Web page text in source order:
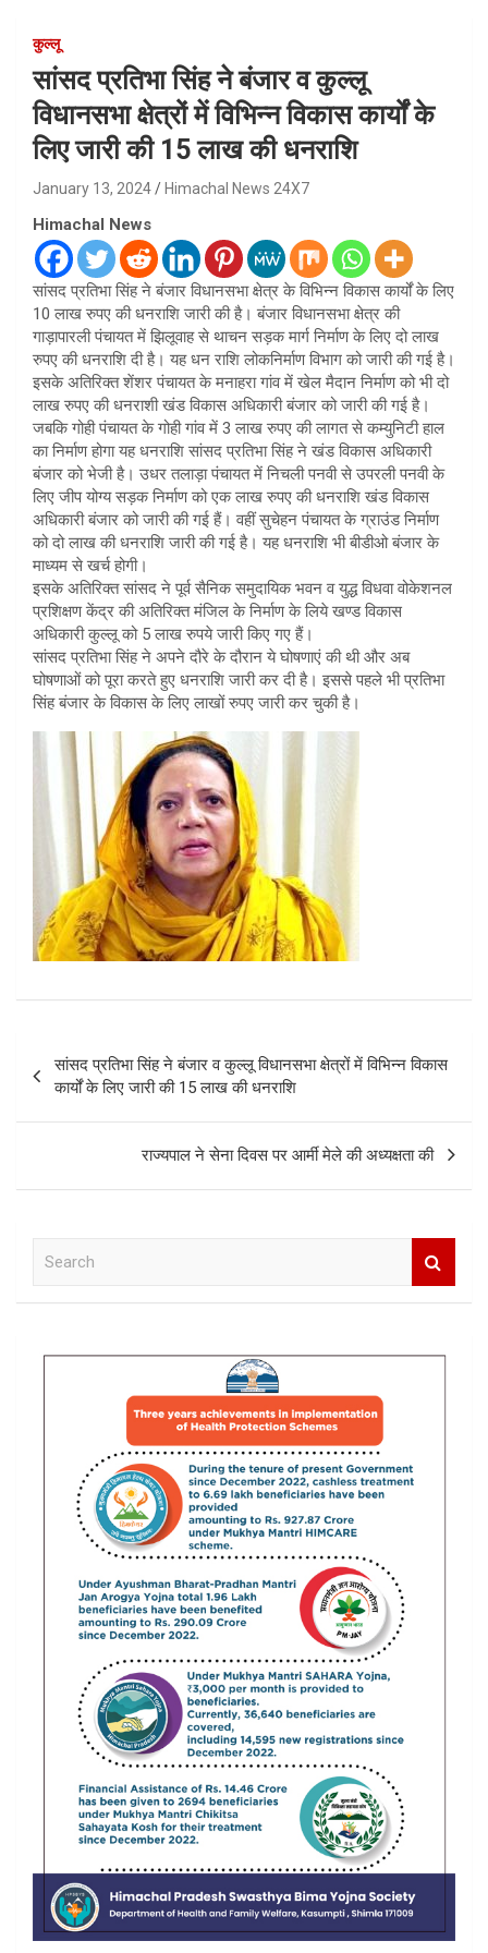
कुल्लू
सांसद प्रतिभा सिंह ने बंजार व कुल्लू
विधानसभा क्षेत्रों में विभिन्न विकास कार्यों के
लिए जारी की 15 लाख की धनराशि
January 13, 2024 Himachal News 24X7
Himachal News
सांसद प्रतिभा सिंह ने बंजार विधानसभा क्षेत्र के विभिन्न विकास कार्यों के लिए
10 लाख रुपए की धनराशि जारी की है। बंजार विधानसभा क्षेत्र की
गाड़ापारली पंचायत में झिलूवाह से थाचन सड़क मार्ग निर्माण के लिए दो लाख
रुपए की धनराशि दी है। यह धन राशि लोकनिर्माण विभाग को जारी की गई है।
इसके अतिरिक्त शेंशर पंचायत के मनाहरा गांव में खेल मैदान निर्माण को भी दो
लाख रुपए की धनराशी खंड विकास अधिकारी बंजार को जारी की गई है।
जबकि गोही पंचायत के गोही गांव में 3 लाख रुपए की लागत से कम्युनिटी हाल
का निर्माण होगा यह धनराशि सांसद प्रतिभा सिंह ने खंड विकास अधिकारी
बंजार को भेजी है। उधर तलाड़ा पंचायत में निचली पनवी से उपरली पनवी के
लिए जीप योग्य सड़क निर्माण को एक लाख रुपए की धनराशि खंड विकास
अधिकारी बंजार को जारी की गई हैं। वहीं सुचेहन पंचायत के ग्राउंड निर्माण
को दो लाख की धनराशि जारी की गई है। यह धनराशि भी बीडीओ बंजार के
माध्यम से खर्च होगी।
इसके अतिरिक्त सांसद ने पूर्व सैनिक समुदायिक भवन व युद्ध विधवा वोकेशनल
प्रशिक्षण केंद्र की अतिरिक्त मंजिल के निर्माण के लिये खण्ड विकास
अधिकारी कुल्लू को 5 लाख रुपये जारी किए गए हैं।
सांसद प्रतिभा सिंह ने अपने दौरे के दौरान ये घोषणाएं की थी और अब
घोषणाओं को पूरा करते हुए धनराशि जारी कर दी है। इससे पहले भी प्रतिभा
सिंह बंजार के विकास के लिए लाखों रुपए जारी कर चुकी है।
navigation
सांसद प्रतिभा सिंह ने बंजार व कुल्लू विधानसभा क्षेत्रों में विभिन्न विकास
कार्यों के लिए जारी की 15 लाख की धनराशि
राज्यपाल ने सेना दिवस पर आर्मी मेले की अध्यक्षता की